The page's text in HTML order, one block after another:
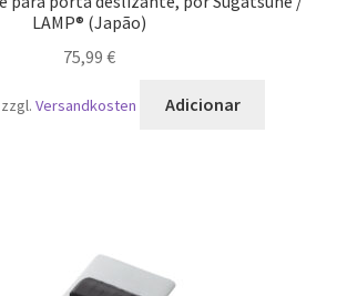
LAMP® (Japão)
75,99 €
zzgl. Versandkosten Adicionar